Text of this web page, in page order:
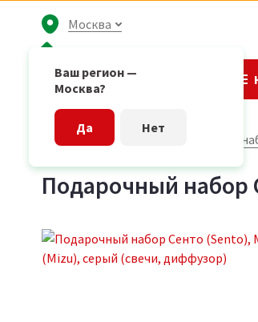
Москва
Ваш регион —
Москва?
Да Нет
Главная страница Подарочные
Подарочный набор